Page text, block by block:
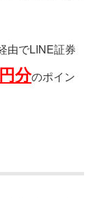
由でLINE証券
分のポイン